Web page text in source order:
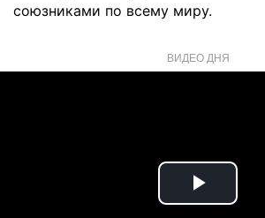
союзниками по всему миру.
ВИДЕО ДНЯ
Play